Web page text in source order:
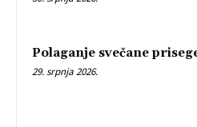
Polaganje svečane
29. srpnja 2026.